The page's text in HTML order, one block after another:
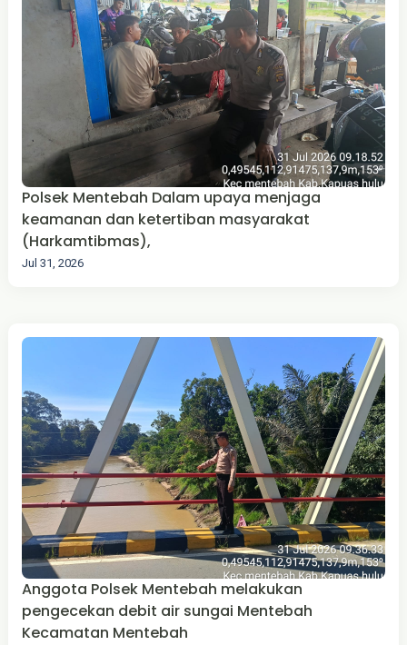
Polsek Mentebah Dalam upaya menjaga
keamanan dan ketertiban masyarakat
(Harkamtibmas),
Jul 31, 2026
Anggota Polsek Mentebah melakukan
pengecekan debit air sungai Mentebah
Kecamatan Mentebah